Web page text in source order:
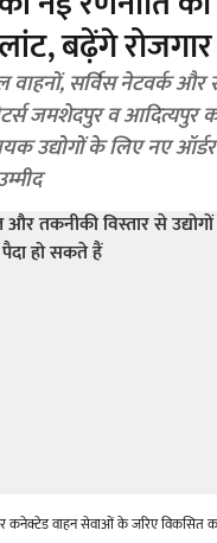
बढ़ेंगे
सर्विस नेटवर्क और
जमशेदपुर व आदित्यपुर
उद्योगों के लिए नए
वाहन सेवाओं के जरिए विकसित